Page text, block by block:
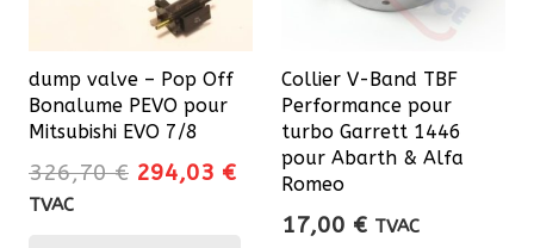
dump valve – Pop Off
Bonalume PEVO pour
Mitsubishi EVO 7/8
326,70€ Le
294,03 €Le
actuel
TVAC
Collier V-Band TBF
Performance pour
turbo Garrett 1446
pour Abarth & Alfa
Romeo
17,00 € TVAC